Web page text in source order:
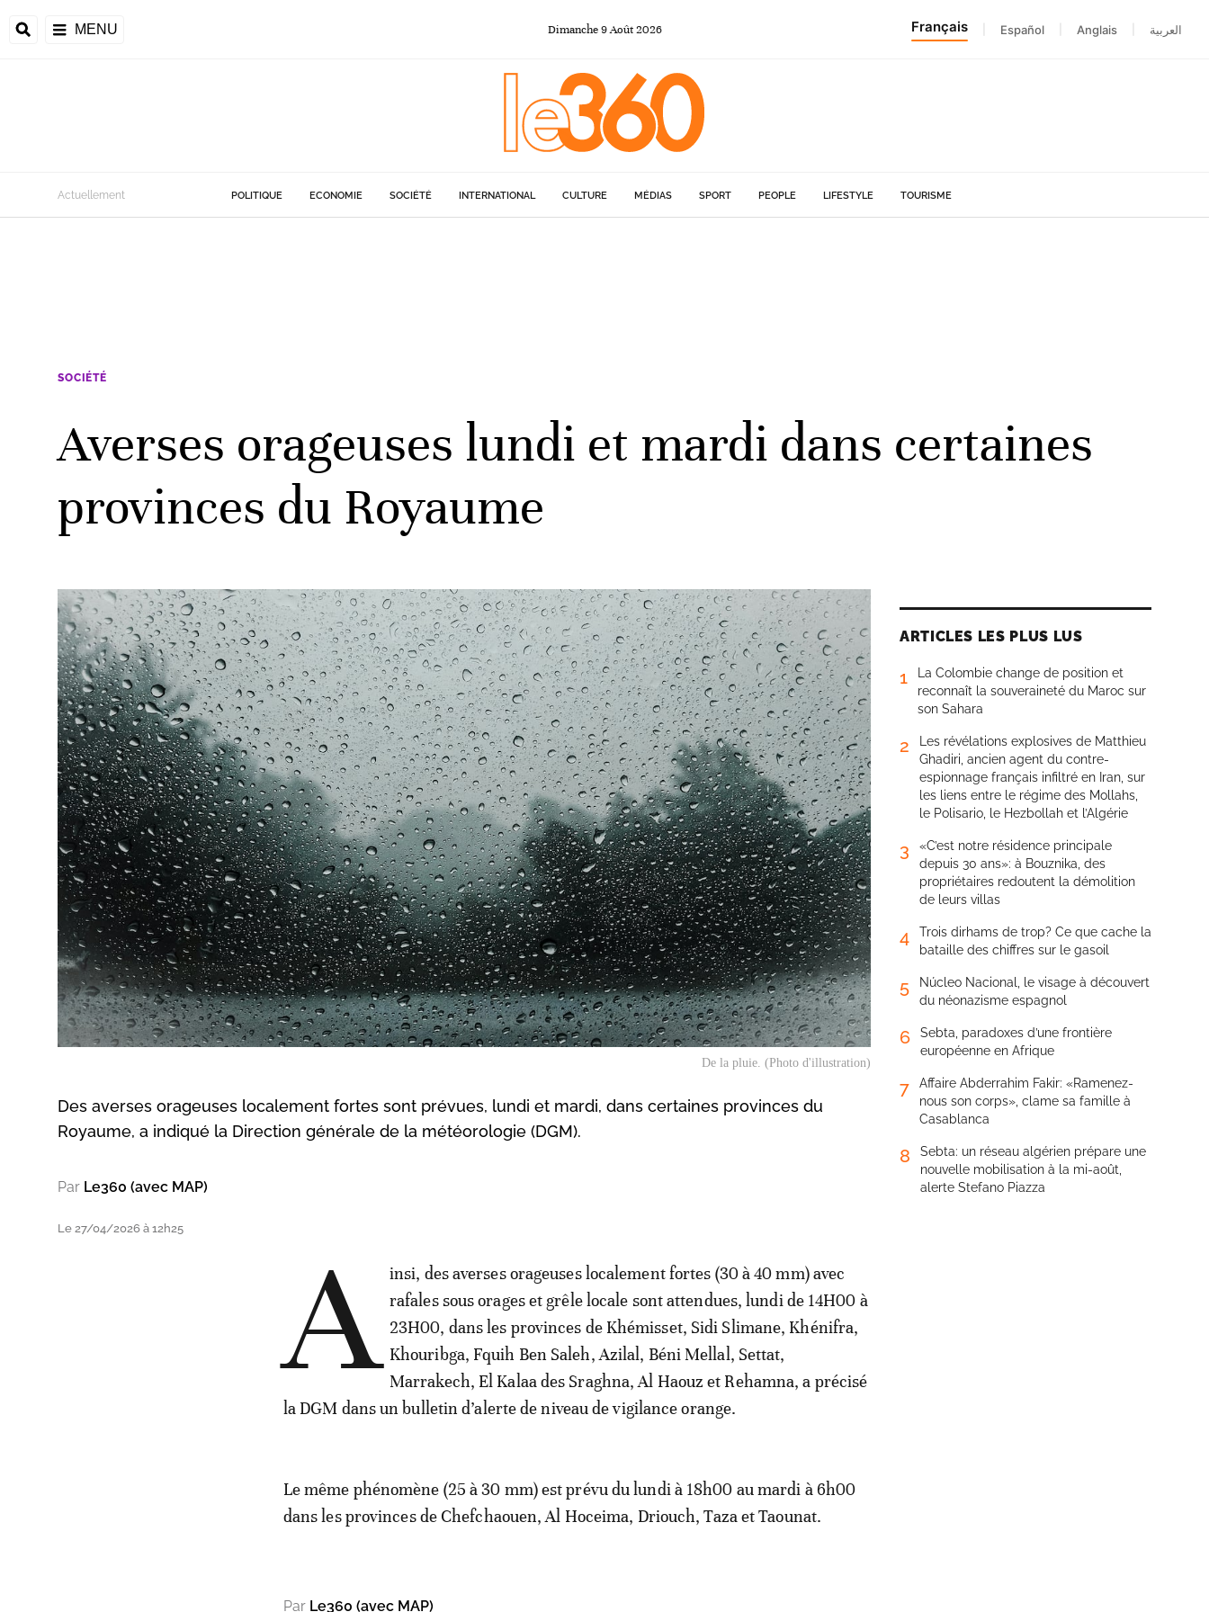
MENU Dimanche 9Août 2026 Français Español Anglais العربية
Actuellement POLITIQUE ECONOMIE SOCIÉTÉ INTERNATIONAL CULTURE MÉDIAS SPORT PEOPLE LIFESTYLE TOURISME
SOCIÉTÉ
Averses orageuses lundi et mardi dans certaines
provinces du Royaume
De la pluie. (Photo d'illustration)
Des averses orageuses localement fortes sont prévues, lundi et mardi, dans certaines provinces du
Royaume, a indiqué la Direction générale de la météorologie (DGM).
Par Le360 (avec MAP)
Le 27/04/2026 à 12h25 A insi, des averses orageuses localement fortes (30 à 40 mm) avec
rafales sous orages et grêle locale sont attendues, lundi de 14H00 à
23H00, dans les provinces de Khémisset, Sidi Slimane, Khénifra,
Khouribga, Fquih Ben Saleh, Azilal, Béni Mellal, Settat,
Marrakech, El Kalaa des Sraghna, Al Haouz et Rehamna, a précisé
la DGM dans un bulletin d’alerte de niveau de vigilance orange.
Le même phénomène (25 à 30 mm) est prévu du lundi à 18h00 au mardi à 6h00
dans les provinces de Chefchaouen, Al Hoceima, Driouch, Taza et Taounat.
Par Le360 (avec MAP)
ARTICLES LES PLUS LUS
1
La Colombie change de position et
reconnaît la souveraineté du Maroc sur
son Sahara
2
Les révélations explosives de Matthieu
Ghadiri, ancien agent du contre-
espionnage français infiltré en Iran, sur
les liens entre le régime des Mollahs,
le Polisario, le Hezbollah et l’Algérie
3
«C’est notre résidence principale
depuis 30 ans»: à Bouznika, des
propriétaires redoutent la démolition
de leurs villas
4
Trois dirhams de trop? Ce que cache la
bataille des chiffres sur le gasoil
5
Núcleo Nacional, le visage à découvert
du néonazisme espagnol
6
Sebta, paradoxes d’une frontière
européenne en Afrique
7
Affaire Abderrahim Fakir: «Ramenez-
nous son corps», clame sa famille à
Casablanca
8
Sebta: un réseau algérien prépare une
nouvelle mobilisation à la mi-août,
alerte Stefano Piazza